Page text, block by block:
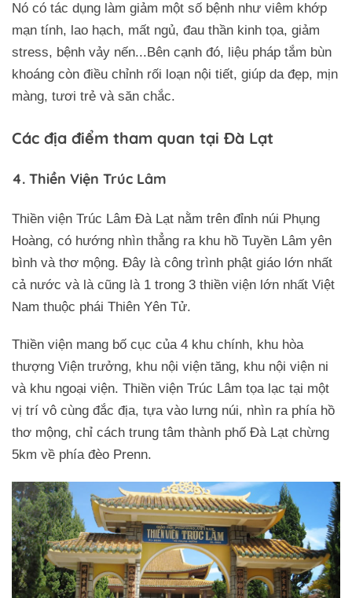
Nó có tác dụng làm giảm một số bệnh như viêm khớp
mạn tính, lao hạch, mất ngủ, đau thần kinh tọa, giảm
stress, bệnh vảy nến...Bên cạnh đó, liệu pháp tắm bùn
khoáng còn điều chỉnh rối loạn nội tiết, giúp da đẹp, mịn
màng, tươi trẻ và săn chắc.
Các địa điểm tham quan tại Đà Lạt
4. Thiền Viện Trúc Lâm
Thiền viện Trúc Lâm Đà Lạt nằm trên đỉnh núi Phụng
Hoàng, có hướng nhìn thẳng ra khu hồ Tuyền Lâm yên
bình và thơ mộng. Đây là công trình phật giáo lớn nhất
cả nước và là cũng là 1 trong 3 thiền viện lớn nhất Việt
Nam thuộc phái Thiên Yên Tử.
Thiền viện mang bố cục của 4 khu chính, khu hòa
thượng Viện trưởng, khu nội viện tăng, khu nội viện ni
và khu ngoại viện. Thiền viện Trúc Lâm tọa lạc tại một
vị trí vô cùng đắc địa, tựa vào lưng núi, nhìn ra phía hồ
thơ mộng, chỉ cách trung tâm thành phố Đà Lạt chừng
5km về phía đèo Prenn.
Trở về trang trước đó